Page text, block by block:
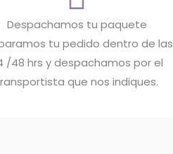
Despachamos tu paquete
tu pedido dentro de las
/48 hrs y despachamos por el
que nos indiques.